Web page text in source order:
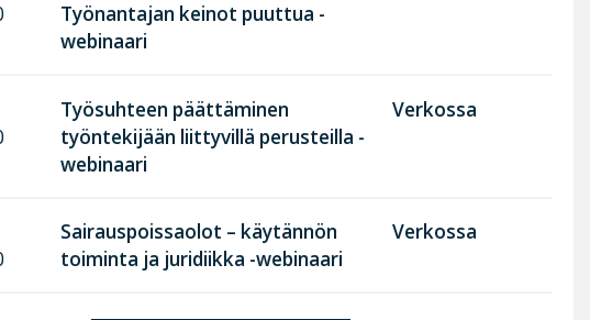
Työnantajan keinot puuttua -
webinaari
Työsuhteen päättäminen
työntekijään liittyvillä perusteilla -
webinaari
Verkossa
Sairauspoissaolot – käytännön
toiminta ja juridiikka -webinaari
Verkossa